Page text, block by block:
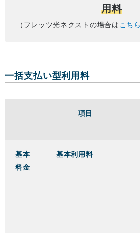
用料
（フレッツ光ネクストの場合は こちら
一括支払い型利用料
項目
基本
料金
基本利用料